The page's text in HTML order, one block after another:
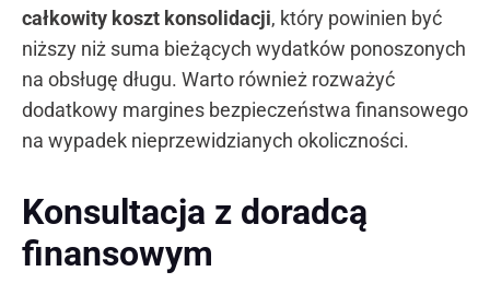
całkowity koszt konsolidacji, który powinien być
niższy niż suma bieżących wydatków ponoszonych
na obsługę długu. Warto również rozważyć
dodatkowy margines bezpieczeństwa finansowego
na wypadek nieprzewidzianych okoliczności.
Konsultacja z doradcą
finansowym